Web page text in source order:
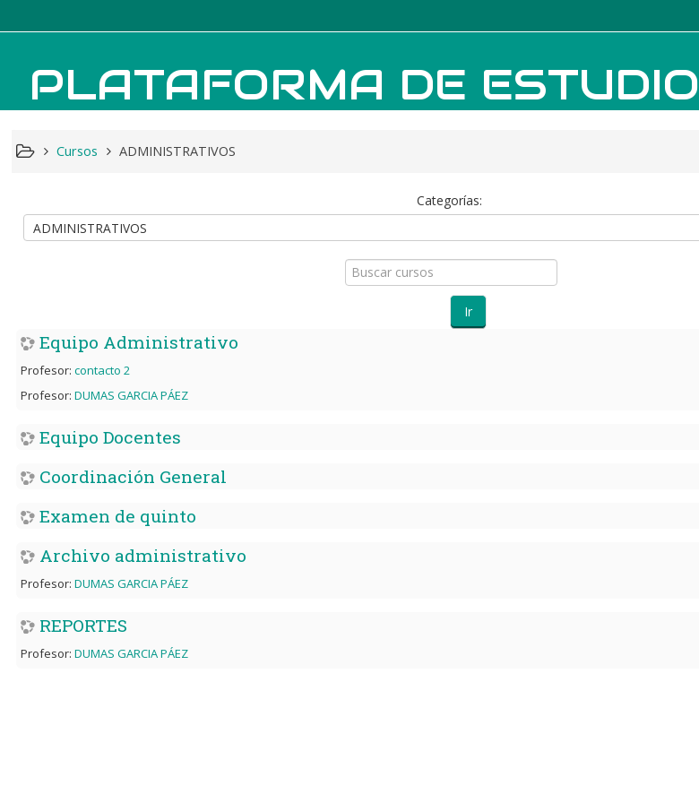
PLATAFORMA DE ESTUDIO
Cursos ADMINISTRATIVOS
Categorías:
Buscar
cursos
Ir
Equipo Administrativo
Profesor:contacto 2
Profesor:DUMAS GARCIA PÁEZ
Equipo Docentes
Coordinación General
Examen de quinto
Archivo administrativo
Profesor:DUMAS GARCIA PÁEZ
REPORTES
Profesor:DUMAS GARCIA PÁEZ